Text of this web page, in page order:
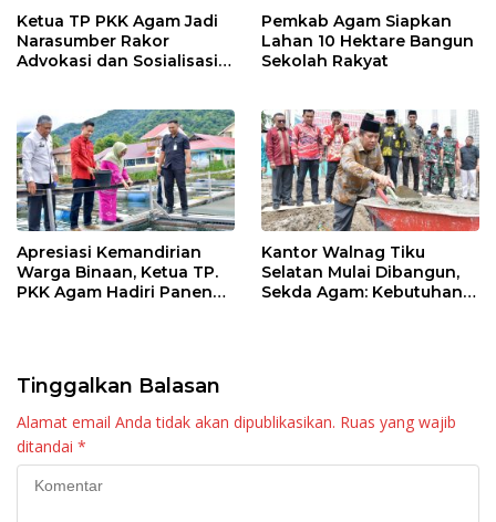
Ketua TP PKK Agam Jadi
Narasumber Rakor
Advokasi dan Sosialisasi
Pemkab Agam Siapkan
Lahan 10 Hektare Bangun
Sekolah Rakyat
Apresiasi Kemandirian
Warga Binaan, Ketua TP.
PKK Agam Hadiri Panen
Kantor Walnag Tiku
Selatan Mulai Dibangun,
Sekda Agam: Kebutuhan
Tinggalkan Balasan
Alamat email Anda tidak akan dipublikasikan. Ruas yang wajib
ditandai *